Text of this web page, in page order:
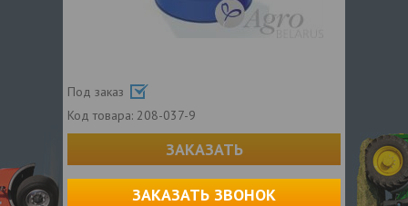
Под заказ
Код товара: 208-037-9
ЗАКАЗАТЬ
ЗАКАЗАТЬ ЗВОНОК